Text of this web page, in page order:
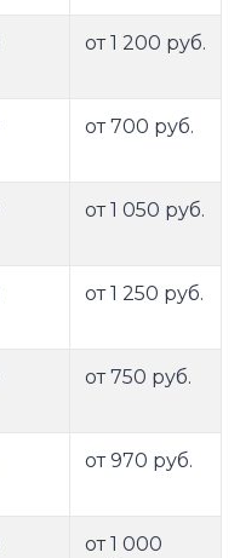
от 1 200 руб.
от 700 руб.
от 1 050 руб.
от 1 250 руб.
от 750 руб.
от 970 руб.
от 1 000